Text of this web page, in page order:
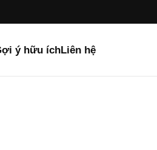
ý hữu íchLiên hệ